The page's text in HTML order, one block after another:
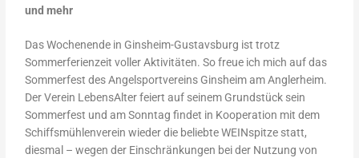
und mehr
Das Wochenende in Ginsheim-Gustavsburg ist trotz
Sommerferienzeit voller Aktivitäten. So freue ich mich auf das
Sommerfest des Angelsportvereins Ginsheim am Anglerheim.
Der Verein LebensAlter feiert auf seinem Grundstück sein
Sommerfest und am Sonntag findet in Kooperation mit dem
Schiffsmühlenverein wieder die beliebte WEINspitze statt,
diesmal – wegen der Einschränkungen bei der Nutzung von